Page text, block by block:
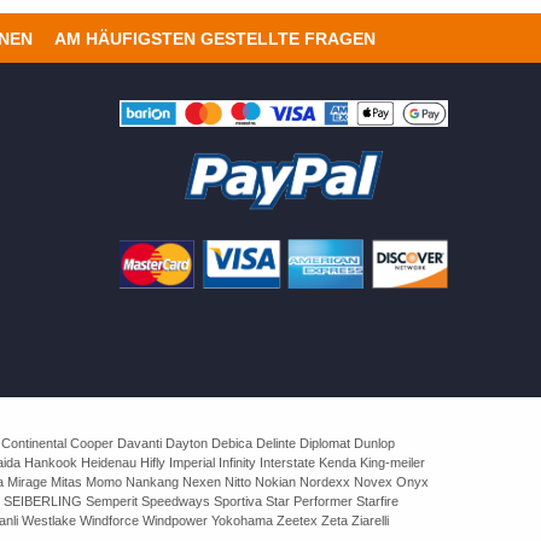
AM HÄUFIGSTEN GESTELLTE FRAGEN
Cooper Davanti Dayton Debica Delinte Diplomat Dunlop
Hankook Heidenau Hifly Imperial Infinity Interstate Kenda King-meiler
Mitas Momo Nankang Nexen Nitto Nokian Nordexx Novex Onyx
Semperit Speedways Sportiva Star Performer Starfire
Westlake Windforce Windpower Yokohama Zeetex Zeta Ziarelli